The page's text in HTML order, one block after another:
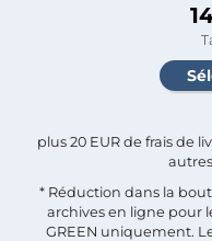
plus 20 EUR de frais de
* Réduction dans la
archives en ligne pour
GREEN uniquement.